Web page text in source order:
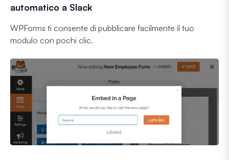
automatico a Slack
WPForms ti consente di pubblicare facilmente il tuo
modulo con pochi clic.